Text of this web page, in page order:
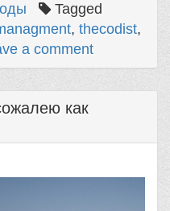
Tagged
, thecodist,
a comment
как